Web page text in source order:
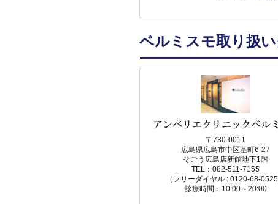
ベルミスモ取り扱
〒730-0011
広島県広島市中区基町6-27
そごう広島店新館地下1階
TEL：082-511-7155
（フリーダイヤル : 0120-68-0525
診療時間：10:00～20:00